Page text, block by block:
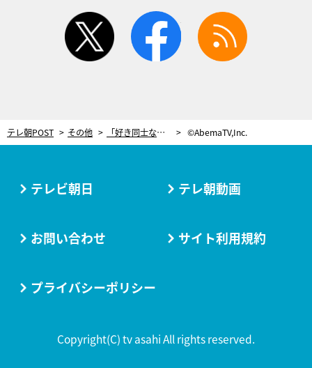
twitter facebook
テレ朝POST その他 「好き同士なのに何で結婚できないの？」31歳彼女、涙のメッセージに…ヒコロヒーから愛ある一言「結婚せえ」 ©AbemaTV,Inc.
テレビ朝日 テレ朝動画
お問い合わせ サイト利用規約
プライバシーポリシー
Copyright(C) tv asahi All rights reserved.